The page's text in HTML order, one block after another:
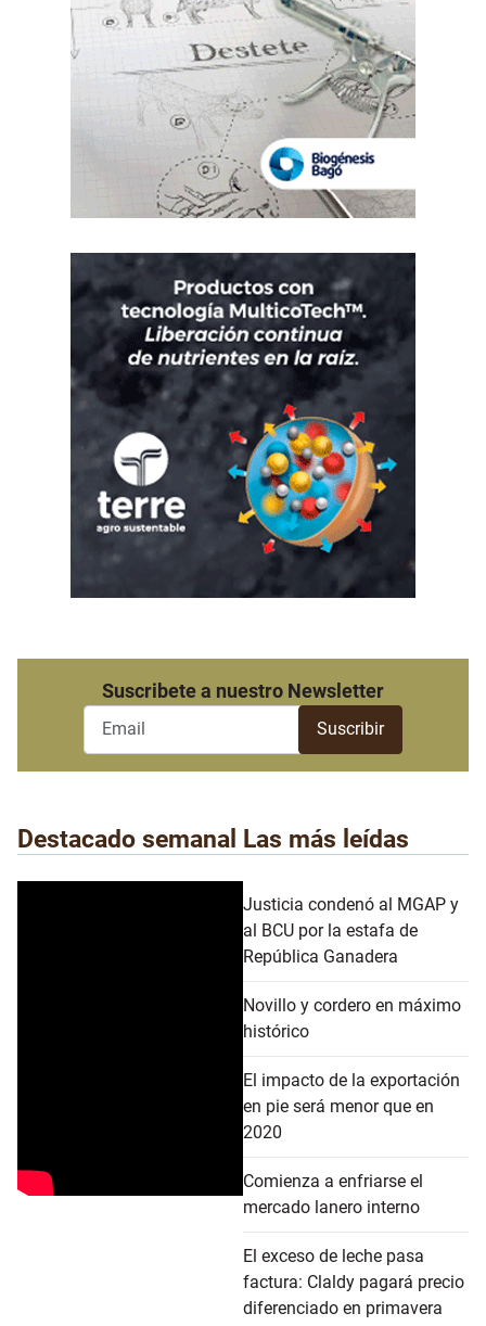
Suscribete a nuestro Newsletter
Destacado semanal Las más leídas
Justicia condenó al MGAP y
al BCU por la estafa de
República Ganadera
Novillo y cordero en máximo
histórico
El impacto de la exportación
en pie será menor que en
2020
Comienza a enfriarse el
mercado lanero interno
El exceso de leche pasa
factura: Claldy pagará precio
diferenciado en primavera